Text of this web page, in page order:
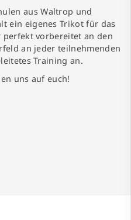
aus Waltrop und
ein eigenes Trikot für das
vorbereitet an den
an jeder teilnehmenden
Training an.
uns auf euch!